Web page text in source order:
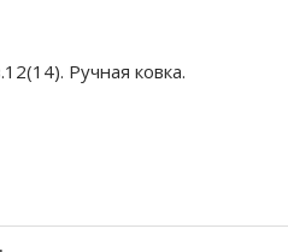
Ручная ковка.